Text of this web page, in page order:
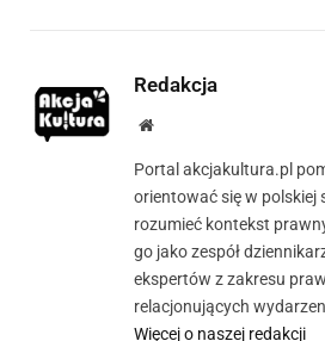
Redakcja
Strona
Portal akcjakultura.pl
orientować się w polskiej
rozumieć kontekst
go jako zespół
ekspertów z zakresu
relacjonujących
Więcej o naszej redakcji